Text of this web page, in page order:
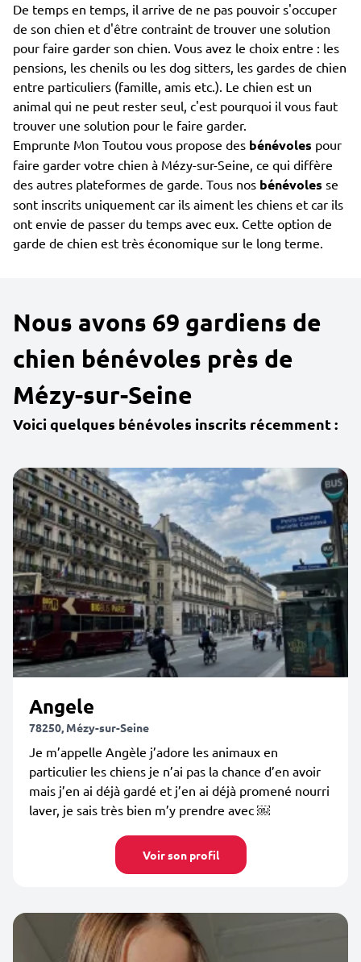
De temps en temps, il arrive de ne pas pouvoir s'occuper
de son chien et d'être contraint de trouver une solution
pour faire garder son chien. Vous avez le choix entre : les
pensions, les chenils ou les dog sitters, les gardes de chien
entre particuliers (famille, amis etc.). Le chien est un
animal qui ne peut rester seul, c'est pourquoi il vous faut
trouver une solution pour le faire garder.
Emprunte Mon Toutou vous propose des bénévoles pour
faire garder votre chien à Mézy-sur-Seine, ce qui diffère
des autres plateformes de garde. Tous nos bénévoles se
sont inscrits uniquement car ils aiment les chiens et car ils
ont envie de passer du temps avec eux. Cette option de
garde de chien est très économique sur le long terme.
Nous avons 69 gardiens de
chien bénévoles près de
Mézy-sur-Seine
Voici quelques bénévoles inscrits récemment :
Angele
78250, Mézy-sur-Seine
Je m’appelle Angèle j’adore les animaux en
particulier les chiens je n’ai pas la chance d’en avoir
mais j’en ai déjà gardé et j’en ai déjà promené nourri
laver, je sais très bien m’y prendre avec ￼
Voir son profil